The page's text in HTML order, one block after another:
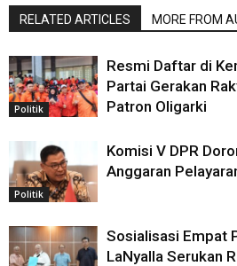
RELATED ARTICLES MORE FROM
Politik
Resmi Daftar di
Partai Gerakan
Patron Oligarki
Politik
Komisi V DPR
Anggaran
Sosialisasi Empat
LaNyalla Serukan